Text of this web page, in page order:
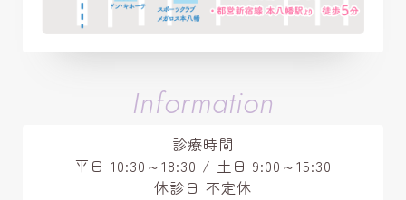
Information
診療時間
平日 10:30～18:30 / 土日 9:00～15:30
休診日 不定休